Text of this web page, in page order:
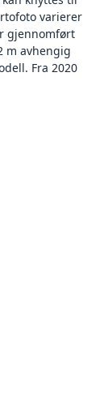
varierer
gjennomført
m avhengig
Fra 2020